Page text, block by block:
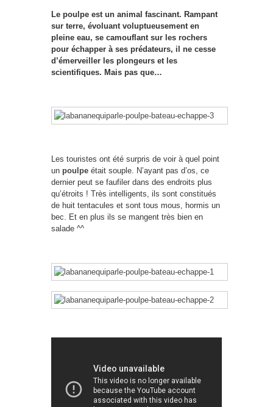
Le poulpe est un animal fascinant. Rampant
sur terre, évoluant voluptueusement en
pleine eau, se camouflant sur les rochers
pour échapper à ses prédateurs, il ne cesse
d’émerveiller les plongeurs et les
scientifiques. Mais pas que…
Les touristes ont été surpris de voir à quel point
un poulpe était souple. N’ayant pas d’os, ce
dernier peut se faufiler dans des endroits plus
qu’étroits ! Très intelligents, ils sont constitués
de huit tentacules et sont tous mous, hormis un
bec. Et en plus ils se mangent très bien en
salade ^^